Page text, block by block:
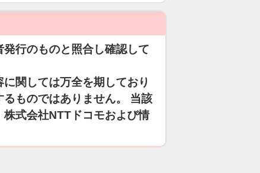
行のものと照合し確認して
関しては万全を期しており
ものではありません。 当該
式会社NTTドコモおよび情